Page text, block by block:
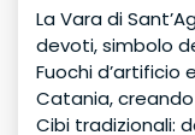
La Vara di
devoti, simbolo
Fuochi d’artificio
Catania,
Cibi tradizionali: